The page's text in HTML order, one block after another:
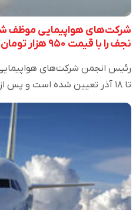
شرکت‌های هواپیمایی موظف
نجف را با قیمت ۹۵۰ هزار تومان بفروشند
تا ۱۸ آذر تعیین شده است و پس از این ایام، طبیعی است که…